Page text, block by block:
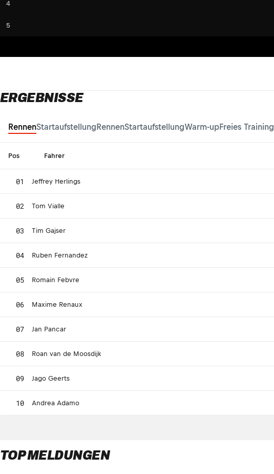
4
5
ERGEBNISSE
RennenStartaufstellungRennenStartaufstellungWarm-upFreies Training
Pos Fahrer
01 Jeffrey Herlings
02 Tom Vialle
03 Tim Gajser
04 Ruben Fernandez
05 Romain Febvre
06 Maxime Renaux
07 Jan Pancar
08 Roan van de Moosdijk
09 Jago Geerts
10 Andrea Adamo
TOP MELDUNGEN